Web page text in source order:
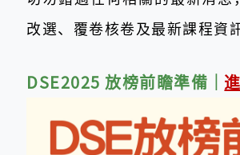
改選、覆卷核卷及最新課程資
DSE2025 放榜前瞻準備